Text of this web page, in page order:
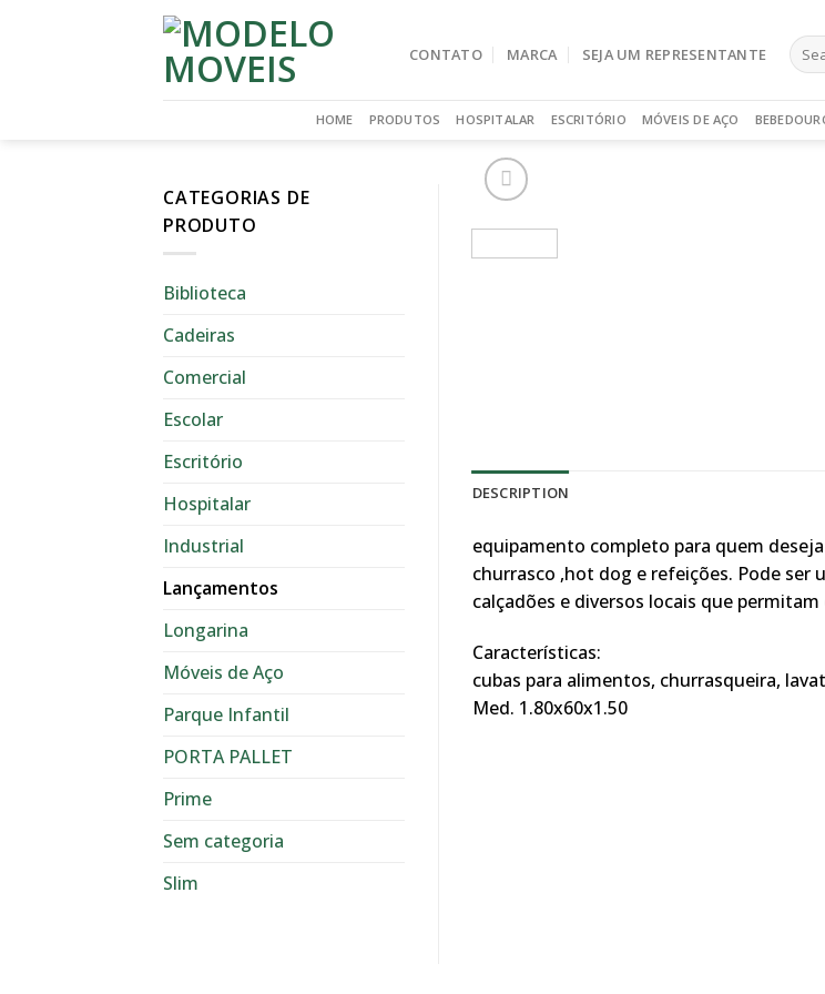
CONTATO MARCA SEJA UM REPRESENTANTE
Search
for:
HOME PRODUTOS HOSPITALAR ESCRITÓRIO MÓVEIS DE AÇO
CATEGORIAS DE
PRODUTO
Biblioteca
Cadeiras
Comercial
Escolar
Escritório
Hospitalar
Industrial
Lançamentos
Longarina
Móveis de Aço
Parque Infantil
PORTA PALLET
Prime
Sem categoria
Slim
DESCRIPTION
equipamento completo para quem
churrasco ,hot dog e refeições. Pode ser
calçadões e diversos locais que
Características:
cubas para alimentos, churrasqueira,
Med. 1.80x60x1.50